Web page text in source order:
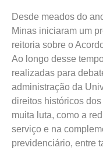
Desde meados do
Minas iniciaram um
reitoria sobre o
Ao longo desse
realizadas para
administração da
direitos históricos
muita luta, como a
serviço e na
previdenciário, entre